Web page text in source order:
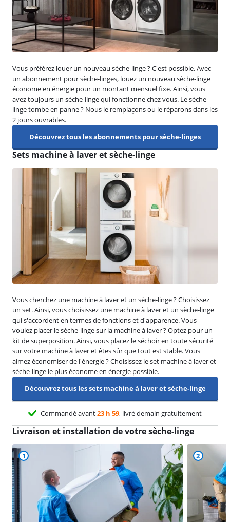
Vous préférez louer un nouveau sèche-linge ? C'est possible. Avec
un abonnement pour sèche-linges, louez un nouveau sèche-linge
économe en énergie pour un montant mensuel fixe. Ainsi, vous
avez toujours un sèche-linge qui fonctionne chez vous. Le sèche-
linge tombe en panne ? Nous le remplaçons ou le réparons dans les
2 jours ouvrables.
Découvrez tous les abonnements pour sèche-linges
Sets machine à laver et sèche-linge
Vous cherchez une machine à laver et un sèche-linge ? Choisissez
un set. Ainsi, vous choisissez une machine à laver et un sèche-linge
qui s'accordent en termes de fonctions et d'apparence. Vous
voulez placer le sèche-linge sur la machine à laver ? Optez pour un
kit de superposition. Ainsi, vous placez le séchoir en toute sécurité
sur votre machine à laver et êtes sûr que tout est stable. Vous
aimez économiser de l'énergie ? Choisissez le set machine à laver et
sèche-linge le plus économe en énergie possible.
Découvrez tous les sets machine à laver et sèche-linge
Commandé avant23 h 59, livré demain gratuitement
Livraison et installation de votre sèche-linge
1 2